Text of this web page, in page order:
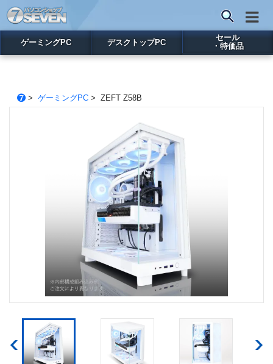
ゲーミングPC デスクトップPC
セール
・特価品
> ゲーミングPC> ZEFT Z58B